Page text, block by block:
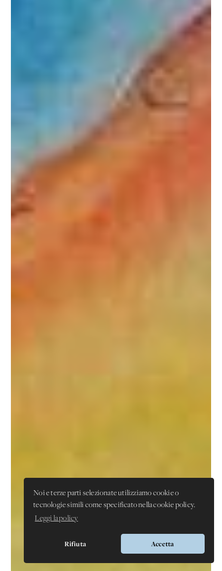
Noi e terze parti selezionate utilizziamo cookie o
tecnologie simili come specificato nella cookie policy.
Leggi la policy
Rifiuta Accetta